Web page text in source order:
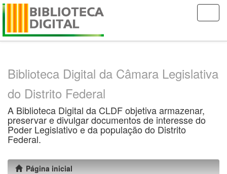
Skip
Biblioteca Digital da Câmara Legislativa
do Distrito Federal
A Biblioteca Digital da CLDF objetiva armazenar,
preservar e divulgar documentos de interesse do
Poder Legislativo e da população do Distrito
Federal.
Página inicial